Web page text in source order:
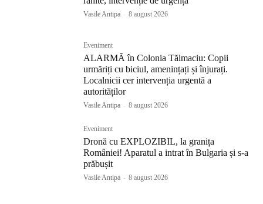
Vasile Antipa - 8 august 2026
Eveniment
ALARMĂ în Colonia Tălmaciu: Copii
urmăriți cu biciul, amenințați și înjurați.
Localnicii cer intervenția urgentă a
autorităților
Vasile Antipa - 8 august 2026
Eveniment
Dronă cu EXPLOZIBIL, la granița
României! Aparatul a intrat în Bulgaria și s-a
prăbușit
Vasile Antipa - 8 august 2026